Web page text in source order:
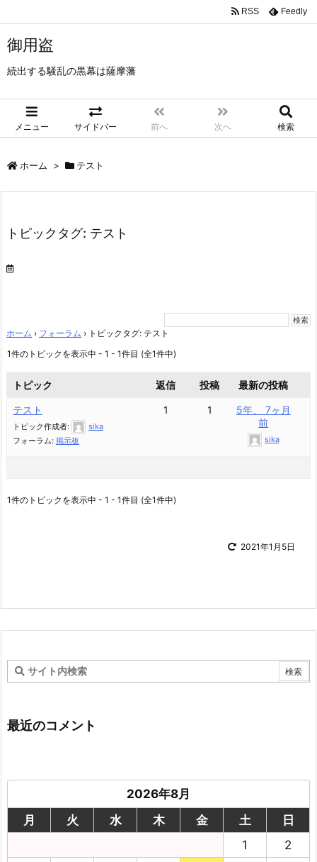
御用盗
続出する騒乱の黒幕は薩摩藩
メニュー サイドバー 前へ 次へ 検索
RSS Feedly
ホーム > テスト
トピックタグ: テスト
ホーム › フォーラム › トピックタグ: テスト
1件のトピックを表示中 - 1 - 1件目 (全1件中)
トピック 返信 投稿 最新の投稿
テスト
トピック作成者:
sika
フォーラム: 掲示板
1 1
5年、 7ヶ月
前
sika
1件のトピックを表示中 - 1 - 1件目 (全1件中)
2021年1月5日
最近のコメント
2026年8月
月
火 水 木 金 土
日
1
2